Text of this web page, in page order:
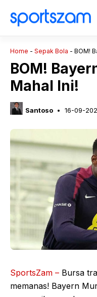
Home - Sepak Bola - BOM!
BOM!
Mahal Ini!
Santoso 16-09-
SportsZam – Bursa
memanas! Bayern